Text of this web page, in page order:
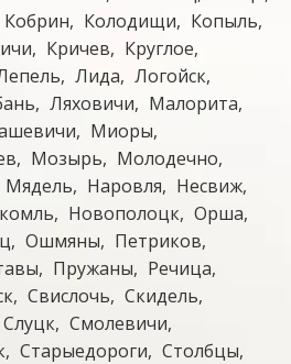
Кобрин Колодищи
Копыль
Кричев
Круглое
Лида
Логойск
Ляховичи
Малорита
Миоры
Мозырь
Молодечно
Мядель Наровля
Несвиж
Новополоцк Орша
Ошмяны
Петриков
Пружаны
Речица
Свислочь
Скидель
Слуцк Смолевичи
Старыедороги
Столбцы